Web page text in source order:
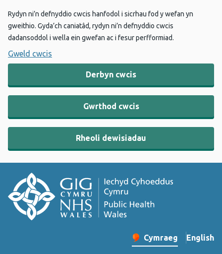
Rydyn ni’n defnyddio cwcis hanfodol i sicrhau fod y wefan yn
gweithio. Gyda’ch caniatâd, rydyn ni’n defnyddio cwcis
dadansoddol i wella ein gwefan ac i fesur perfformiad.
Gweld cwcis
Derbyn cwcis
Gwrthod cwcis
Rheoli dewisiadau
Newid iaith y wefan
Cymraeg English
–